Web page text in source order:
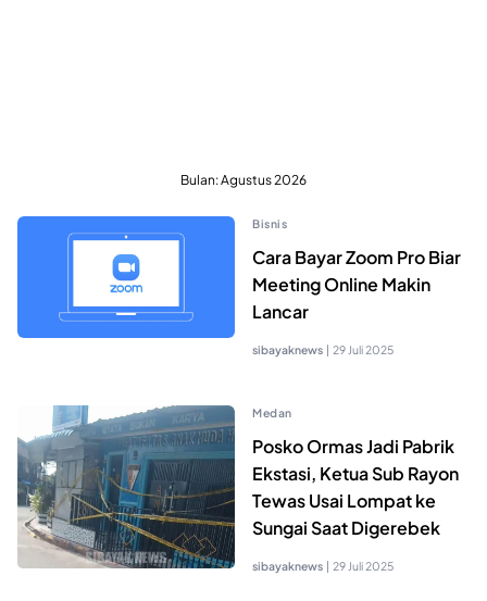
Bulan:Agustus 2026
Bisnis
Cara Bayar Zoom Pro Biar
Meeting Online Makin
Lancar
sibayaknews | 29 Juli 2025
Medan
Posko Ormas Jadi Pabrik
Ekstasi, Ketua Sub Rayon
Tewas Usai Lompat ke
Sungai Saat Digerebek
sibayaknews | 29 Juli 2025